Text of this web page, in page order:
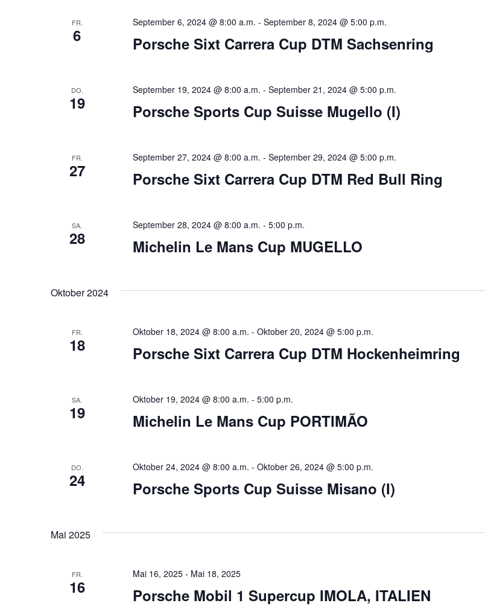
FR.
6 Porsche Sixt Carrera Cup DTM Sachsenring
September 6, 2024 @ 8:00 a.m. - September 8, 2024 @ 5:00 p.m.
DO.
19 Porsche Sports Cup Suisse Mugello (I)
September 19, 2024 @ 8:00 a.m. - September 21, 2024 @ 5:00 p.m.
FR.
27 Porsche Sixt Carrera Cup DTM Red Bull Ring
September 27, 2024 @ 8:00 a.m. - September 29, 2024 @ 5:00 p.m.
SA.
28 Michelin Le Mans Cup MUGELLO
September 28, 2024 @ 8:00 a.m. - 5:00 p.m.
Oktober 2024
FR.
18 Porsche Sixt Carrera Cup DTM Hockenheimring
Oktober 18, 2024 @ 8:00 a.m. - Oktober 20, 2024 @ 5:00 p.m.
SA.
19 Michelin Le Mans Cup PORTIMÃO
Oktober 19, 2024 @ 8:00 a.m. - 5:00 p.m.
DO.
24 Porsche Sports Cup Suisse Misano (I)
Oktober 24, 2024 @ 8:00 a.m. - Oktober 26, 2024 @ 5:00 p.m.
Mai 2025
FR.
16 Porsche Mobil 1 Supercup IMOLA, ITALIEN
Mai 16, 2025- Mai 18, 2025